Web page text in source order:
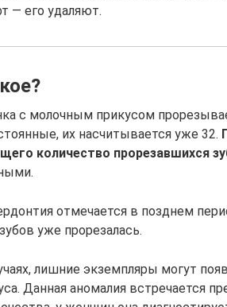
— его удаляют.
с молочным прикусом
их насчитывается уже 32.
количество прорезавшихся
отмечается в позднем
уже прорезалась.
лишние экземпляры могут
Данная аномалия встречается